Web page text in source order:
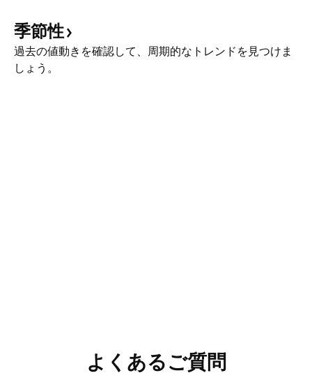
季節性
過去の値動きを確認して、周期的なトレンドを見つけま
しょう。
よくあるご質問